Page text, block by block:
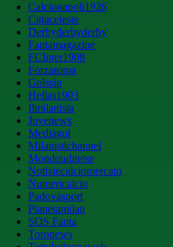
Calcionapoli1926
Cittaceleste
Derbyderbyderby
Fantamagazine
FCInter1908
Forzaroma
Golssip
Hellas1903
Ilmilanista
Juvenews
Mediagol
Milanistichannel
Mondoudinese
Notiziecalciomercato
Numericalcio
Padovasport
Pianetamilan
SOS Fanta
Toronews